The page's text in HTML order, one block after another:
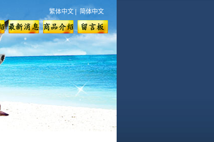
繁体中文 简体中文